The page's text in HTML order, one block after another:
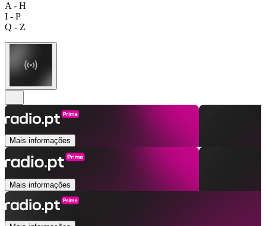
A - H
I - P
Q - Z
Mais informações
Mais informações